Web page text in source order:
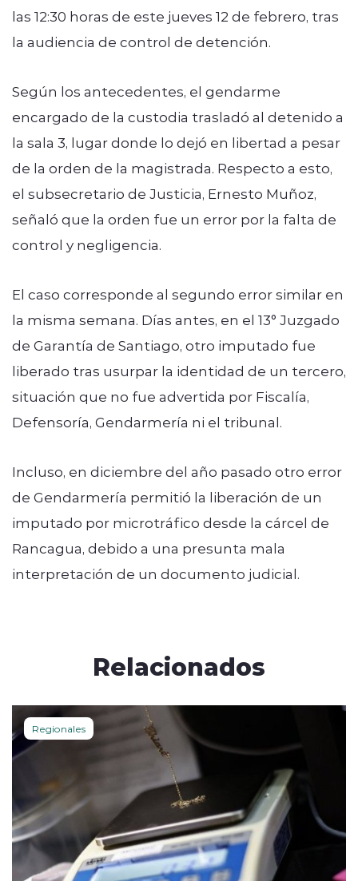
las 12:30 horas de este jueves 12 de febrero, tras
la audiencia de control de detención.
Según los antecedentes, el gendarme
encargado de la custodia trasladó al detenido a
la sala 3, lugar donde lo dejó en libertad a pesar
de la orden de la magistrada. Respecto a esto,
el subsecretario de Justicia, Ernesto Muñoz,
señaló que la orden fue un error por la falta de
control y negligencia.
El caso corresponde al segundo error similar en
la misma semana. Días antes, en el 13° Juzgado
de Garantía de Santiago, otro imputado fue
liberado tras usurpar la identidad de un tercero,
situación que no fue advertida por Fiscalía,
Defensoría, Gendarmería ni el tribunal.
Incluso, en diciembre del año pasado otro error
de Gendarmería permitió la liberación de un
imputado por microtráfico desde la cárcel de
Rancagua, debido a una presunta mala
interpretación de un documento judicial.
Relacionados
Regionales